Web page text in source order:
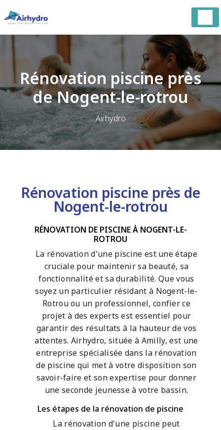
Rénovation piscine près
de Nogent-le-rotrou
Airhydro
Rénovation piscine près de
Nogent-le-rotrou
RÉNOVATION DE PISCINE À NOGENT-LE-
ROTROU
La rénovation d'une piscine est une étape
cruciale pour maintenir sa beauté, sa
fonctionnalité et sa durabilité. Que vous
soyez un particulier résidant à Nogent-le-
Rotrou ou un professionnel, confier ce
projet à des experts est essentiel pour
garantir des résultats à la hauteur de vos
attentes. Airhydro, située à Amilly, est une
entreprise spécialisée dans la rénovation
de piscine qui met à votre disposition son
savoir-faire et son expertise pour donner
une seconde jeunesse à votre bassin.
Les étapes de la rénovation de piscine
La rénovation d'une piscine peut